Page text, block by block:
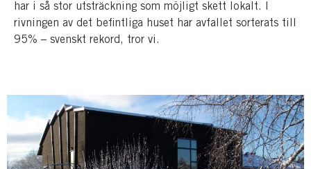
har i så stor utsträckning som möjligt skett lokalt. I
rivningen av det befintliga huset har avfallet sorterats till
95% – svenskt rekord, tror vi.